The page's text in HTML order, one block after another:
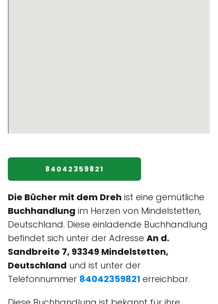
84042359821
Die Bücher mit dem Dreh ist eine gemütliche
Buchhandlung im Herzen von Mindelstetten,
Deutschland. Diese einladende Buchhandlung
befindet sich unter der Adresse An d.
Sandbreite 7, 93349 Mindelstetten,
Deutschland und ist unter der
Telefonnummer 84042359821 erreichbar.